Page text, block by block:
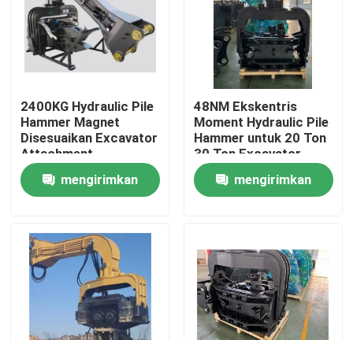
Rumah
Produk
Tampilan VR
Tentang kami
2400KG Hydraulic Pile
Hammer Magnet
Disesuaikan Excavator
Attachment
mengirimkan
48NM Ekskentris
Moment Hydraulic Pile
Hammer untuk 20 Ton
30 Ton Excavator
mengirimkan